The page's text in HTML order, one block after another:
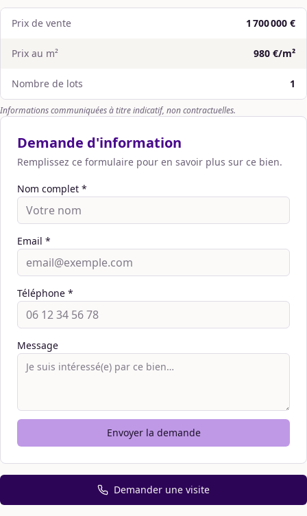
Prix de vente 1 700 000 €
Prix au m² 980 €/m²
Nombre de lots 1
Informations communiquées à titre indicatif, non contractuelles.
Demande d'information
Remplissez ce formulaire pour en savoir plus sur ce bien.
Nom complet *
Email *
Téléphone *
Message
Envoyer la demande
Demander une visite